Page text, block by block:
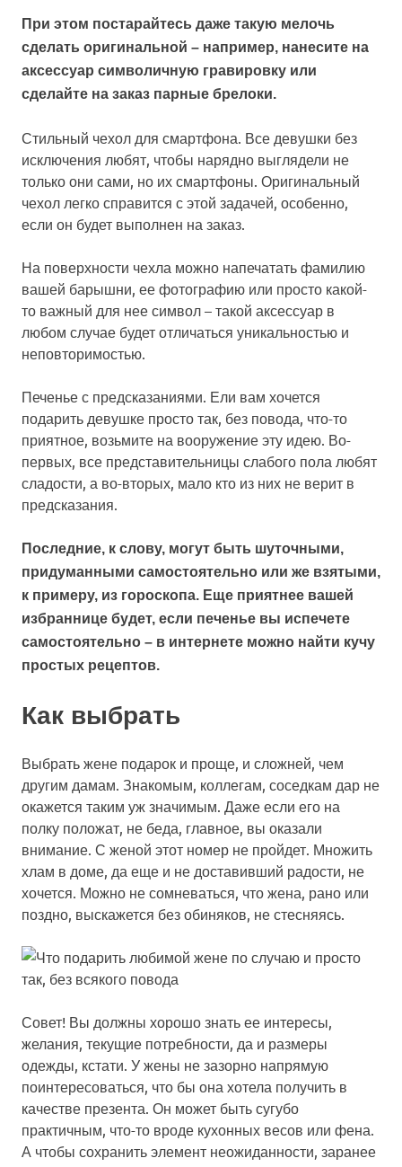
При этом постарайтесь даже такую мелочь
сделать оригинальной – например, нанесите на
аксессуар символичную гравировку или
сделайте на заказ парные брелоки.
Стильный чехол для смартфона. Все девушки без
исключения любят, чтобы нарядно выглядели не
только они сами, но их смартфоны. Оригинальный
чехол легко справится с этой задачей, особенно,
если он будет выполнен на заказ.
На поверхности чехла можно напечатать фамилию
вашей барышни, ее фотографию или просто какой-
то важный для нее символ – такой аксессуар в
любом случае будет отличаться уникальностью и
неповторимостью.
Печенье с предсказаниями. Ели вам хочется
подарить девушке просто так, без повода, что-то
приятное, возьмите на вооружение эту идею. Во-
первых, все представительницы слабого пола любят
сладости, а во-вторых, мало кто из них не верит в
предсказания.
Последние, к слову, могут быть шуточными,
придуманными самостоятельно или же взятыми,
к примеру, из гороскопа. Еще приятнее вашей
избраннице будет, если печенье вы испечете
самостоятельно – в интернете можно найти кучу
простых рецептов.
Как выбрать
Выбрать жене подарок и проще, и сложней, чем
другим дамам. Знакомым, коллегам, соседкам дар не
окажется таким уж значимым. Даже если его на
полку положат, не беда, главное, вы оказали
внимание. С женой этот номер не пройдет. Множить
хлам в доме, да еще и не доставивший радости, не
хочется. Можно не сомневаться, что жена, рано или
поздно, выскажется без обиняков, не стесняясь.
Совет! Вы должны хорошо знать ее интересы,
желания, текущие потребности, да и размеры
одежды, кстати. У жены не зазорно напрямую
поинтересоваться, что бы она хотела получить в
качестве презента. Он может быть сугубо
практичным, что-то вроде кухонных весов или фена.
А чтобы сохранить элемент неожиданности, заранее